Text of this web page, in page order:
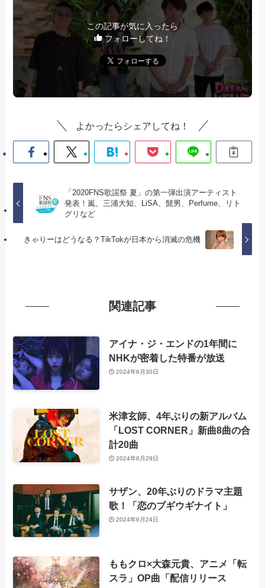
この記事が気に入ったら
フォローしてね！
よかったらシェアしてね！
「2020FNS歌謡祭 夏」の第一弾出演アーティスト
発表！嵐、三浦大知、LiSA、髭男、Perfume、リト
グリなど
きゃりーはどうなる？TikTokが日本から消滅の危機
関連記事
アイナ・ジ・エンドの1年間に
NHKが密着した特番が放送
2024年6月30日
米津玄師、4年ぶりの新アルバム
「LOST CORNER」新曲8曲の合
計20曲
2024年6月29日
サザン、20年ぶりのドラマ主題
歌！「恋のブギウギナイト」
2024年6月24日
ももクロ×大森元貴、アニメ「転
スラ」OP曲「配信リリース